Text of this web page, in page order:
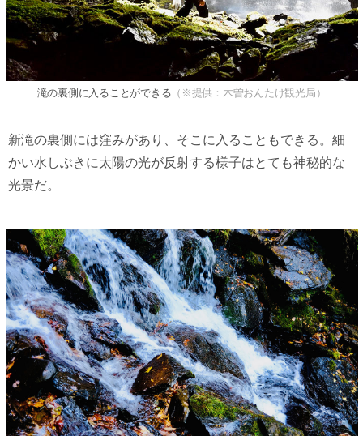
滝の裏側に入ることができる （※提供：木曽おんたけ観光局）
新滝の裏側には窪みがあり、そこに入ることもできる。細
かい水しぶきに太陽の光が反射する様子はとても神秘的な
光景だ。